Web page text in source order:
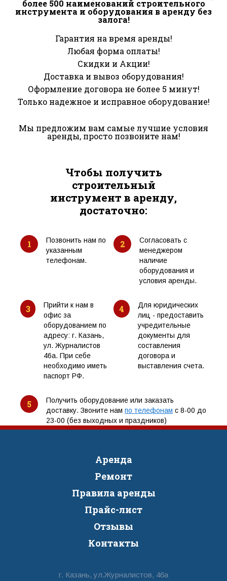
более 500 наименований строительного
инструмента и оборудования в аренду без
залога!
Гарантия на время аренды!
Любая форма оплаты!
Скидки и Акции!
Доставка и вывоз оборудования!
Оформление договора не более 5 минут!
Только надежное и исправное оборудование!
Мы предложим вам самые лучшие условия
аренды, просто позвоните нам!
Чтобы получить
строительный
инструмент в аренду,
достаточно:
1
Позвонить нам по
указанным
телефонам.
2
Согласовать с
менеджером
наличие
оборудования и
условия аренды.
3
Прийти к нам в
офис за
оборудованием по
адресу: г. Казань,
ул. Журналистов
46а. При себе
необходимо иметь
паспорт РФ.
4
Для юридических
лиц - предоставить
учредительные
документы для
составления
договора и
выставления счета.
5
Получить оборудование или заказать
доставку. Звоните нам по телефонам с 8-00 до
23-00 (без выходных и праздников)
Аренда
Ремонт
Правила аренды
Прайс-лист
Отзывы
Контакты
г. Казань, ул.Журналистов, 46а